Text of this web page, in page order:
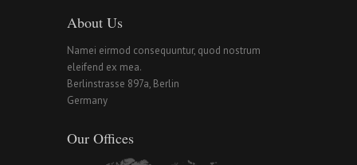
About Us
Namei eirmod consequuntur, quod nostrum
eleifend ex mea.
Berlinstrasse 897a, Berlin
Germany
Our Offices